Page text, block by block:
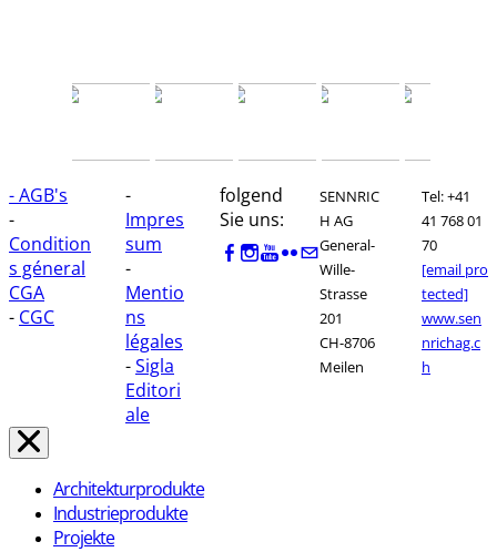
- AGB's
-
Condition
s géneral
CGA
- CGC
-
Impres
sum
-
Mentio
ns
légales
-Sigla
Editori
ale
folgend
Sie uns:
SENNRIC
H AG
General-
Wille-
Strasse
201
CH-8706
Meilen
Tel: +41
41 768 01
70
[email pro
tected]
www.sen
nrichag.c
h
Architekturprodukte
Industrieprodukte
Projekte